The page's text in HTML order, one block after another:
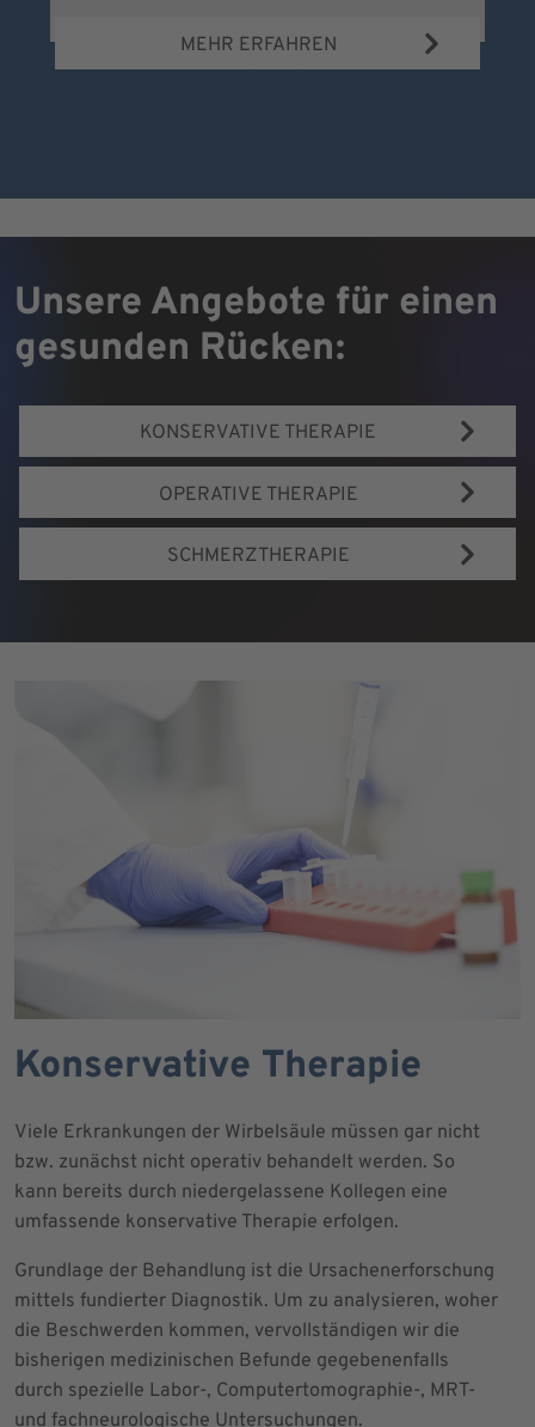
MEHR ERFAHREN
Unsere Angebote für einen
gesunden Rücken:
KONSERVATIVE THERAPIE
OPERATIVE THERAPIE
SCHMERZTHERAPIE
Konservative Therapie
Viele Erkrankungen der Wirbelsäule müssen gar nicht
bzw. zunächst nicht operativ behandelt werden. So
kann bereits durch niedergelassene Kollegen eine
umfassende konservative Therapie erfolgen.
Grundlage der Behandlung ist die Ursachenerforschung
mittels fundierter Diagnostik. Um zu analysieren, woher
die Beschwerden kommen, vervollständigen wir die
bisherigen medizinischen Befunde gegebenenfalls
durch spezielle Labor-, Computertomographie-, MRT-
und fachneurologische Untersuchungen.